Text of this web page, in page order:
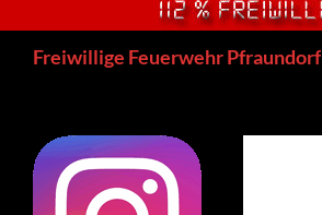
Freiwillige Feuerwehr Pfraundorf